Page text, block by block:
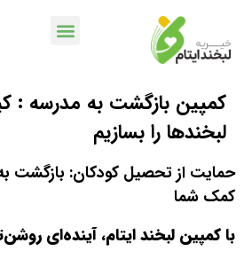
کمپین بازگشت به مدرسه :
لبخندها را بسازیم
حمایت از تحصیل کودکان: بازگشت
کمک شما
با کمپین لبخند ایتام، آینده‌ای